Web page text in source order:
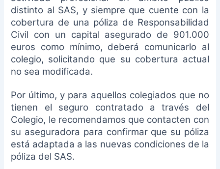
distinto al SAS, y siempre que cuente con la
cobertura de una póliza de Responsabilidad
Civil con un capital asegurado de 901.000
euros como mínimo, deberá comunicarlo al
colegio, solicitando que su cobertura actual
no sea modificada.
Por último, y para aquellos colegiados que no
tienen el seguro contratado a través del
Colegio, le recomendamos que contacten con
su aseguradora para confirmar que su póliza
está adaptada a las nuevas condiciones de la
póliza del SAS.